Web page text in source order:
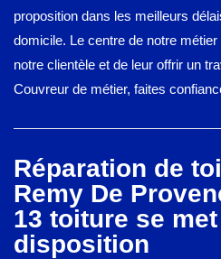
proposition dans les meilleurs
domicile. Le centre de notre
notre clientèle et de leur offrir un
Couvreur de métier, faites
Réparation de
Remy De
13 toiture se
disposition